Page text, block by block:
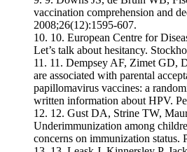
vaccination comprehension and
2008;26(12):1595-607.
10. European Centre for
Let’s talk about hesitancy.
11. Dempsey AF, Zimet GD,
are associated with parental
papillomavirus vaccines: a
written information about HPV.
12. Gust DA, Strine TW,
Underimmunization among
concerns on immunization status.